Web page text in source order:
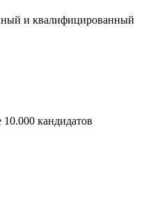
и квалифицированный
кандидатов